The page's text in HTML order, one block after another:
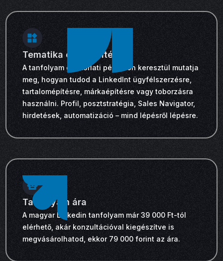
Tematika és felépítés
A tanfolyam gyakorlati példákon keresztül mutatja
meg, hogyan tudod a LinkedInt ügyfélszerzésre,
tartalomépítésre, márkaépítésre vagy toborzásra
használni. Profil, posztstratégia, Sales Navigator,
hirdetések, automatizáció – mind lépésről lépésre.
Tanfolyam ára
A magyar Linkedin tanfolyam már 39 000 Ft-tól
elérhető, akár konzultációval kiegészítve is
megvásárolhatod, ekkor 79 000 forint az ára.